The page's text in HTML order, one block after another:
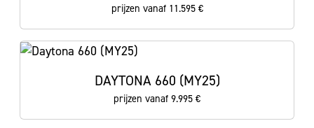
prijzen vanaf 11.595 €
DAYTONA 660 (MY25)
prijzen vanaf 9.995 €